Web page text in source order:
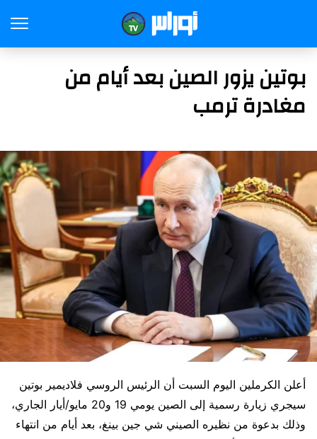
بوتين يزور الصين بعد أيام من
مغادرة ترمب
أعلن الكرملين اليوم السبت أن الرئيس الروسي فلاديمير بوتين
سيجري زيارة رسمية إلى الصين
يومي 19 و20 مايو/أيار الجاري،
وذلك بدعوة من نظيره الصيني شي جين بينغ، بعد أيام من انتهاء